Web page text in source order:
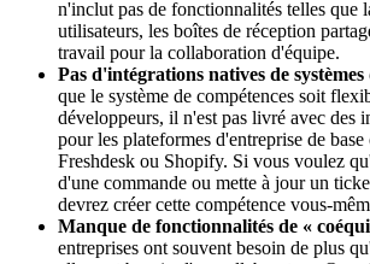
n'inclut pas de fonctionnalités telles que
utilisateurs, les boîtes de réception
travail pour la collaboration d'équipe.
Pas d'intégrations natives de
que le système de compétences soit
développeurs, il n'est pas livré avec des
pour les plateformes d'entreprise de base
Freshdesk ou Shopify. Si vous voulez
d'une commande ou mette à jour un
devrez créer cette compétence vous-
Manque de fonctionnalités de «
entreprises ont souvent besoin de plus